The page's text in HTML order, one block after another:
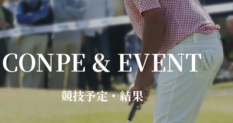
CONPE & EVENT
競技予定・結果